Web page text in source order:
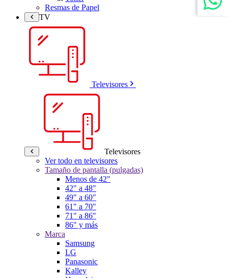
Resmas de Papel
TV
Televisores
Televisores
Ver todo en televisores
Tamaño de pantalla (pulgadas)
Menos de 42"
42" a 48"
49" a 60"
61" a 70"
71" a 86"
86" y más
Marca
Samsung
LG
Panasonic
Kalley